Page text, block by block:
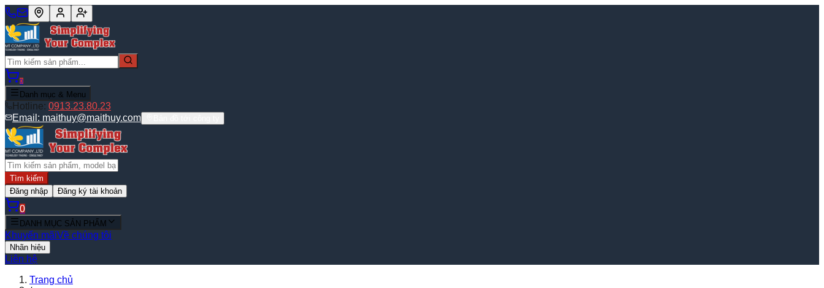
0
Danh mục & Menu
Hotline: 0913.23.80.23
Email: maithuy@maithuy.com
Tìm kiếm
Đăng nhập
Đăng ký tài khoản
0
DANH MỤC SẢN PHẨM
Khuyến mãiVề chúng tôi
Nhãn hiệu
Liên hệ
Trang chủ